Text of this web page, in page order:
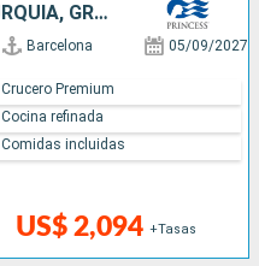
ESPAÑA, FRANCIA, ITALIA, TURQUÍA, GRECIA, MONTENEGRO
Barcelona 05/09/2027
US$ 2,094 +Tasas
Crucero Premium
Cocina refinada
Comidas incluidas